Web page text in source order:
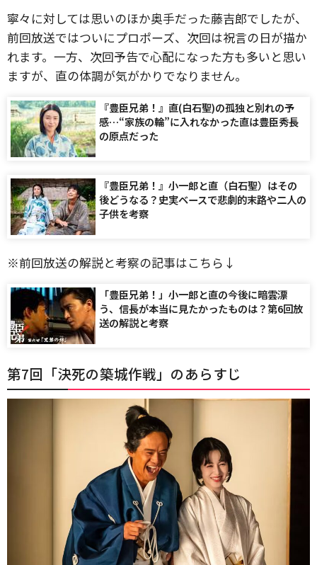
寧々に対しては思いのほか奥手だった藤吉郎でしたが、
前回放送ではついにプロポーズ、次回は祝言の日が描か
れます。一方、次回予告で心配になった方も多いと思い
ますが、直の体調が気がかりでなりません。
『豊臣兄弟！』直(白石聖)の孤独と別れの予
感…“家族の輪”に入れなかった直は豊臣秀長
の原点だった
『豊臣兄弟！』小一郎と直（白石聖）はその
後どうなる？史実ベースで悲劇的末路や二人の
子供を考察
※前回放送の解説と考察の記事はこちら↓
「豊臣兄弟！」小一郎と直の今後に暗雲漂
う、信長が本当に見たかったものは？第6回放
送の解説と考察
第7回「決死の築城作戦」のあらすじ